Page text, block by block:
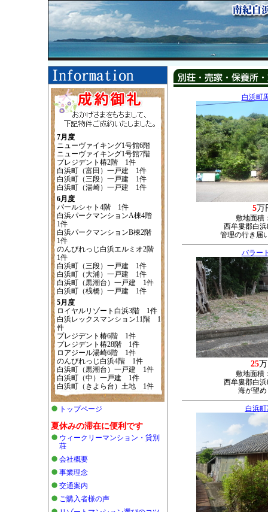
白浜町
5万
敷地面積
西牟婁郡白浜
管理の行き届
バラー
25
敷地面積
西牟婁郡白浜
海が望
白浜
7月度
ニューヴァイキング1号館6階
ニューヴァイキング1号館7階
プレジデント椿2階 1件
白浜町（富田）一戸建 1件
白浜町（三段）一戸建 1件
白浜町（湯崎）一戸建 1件
6月度
パールシャト4階 1件
白浜パークマンションA棟4階
1件
白浜パークマンションB棟2階
1件
のんびれっじ白浜エルミオ2階
1件
白浜町（三段）一戸建 1件
白浜町（大浦）一戸建 1件
白浜町（黒潮台）一戸建 1件
白浜町（桟橋）一戸建 1件
5月度
ロイヤルリゾート白浜3階 1件
白浜レックスマンション11階 1
件
プレジデント椿6階 1件
プレジデント椿28階 1件
ロアジール湯崎6階 1件
のんびれっじ白浜4階 1件
白浜町（黒潮台）一戸建 1件
白浜町（中）一戸建 1件
白浜町（きよら台）土地 1件
トップページ
夏休みの滞在に便利です
ウィークリーマンション・貸別
荘
会社概要
事業理念
交通案内
ご購入者様の声